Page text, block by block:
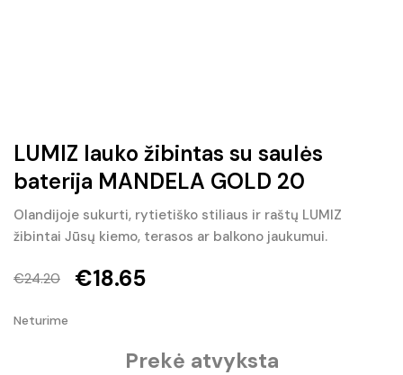
LUMIZ lauko žibintas su saulės
baterija MANDELA GOLD 20
Olandijoje sukurti, rytietiško stiliaus ir raštų LUMIZ
žibintai Jūsų kiemo, terasos ar balkono jaukumui.
€24.20
Original
price
€18.65
Current
price
Neturime
Prekė atvyksta